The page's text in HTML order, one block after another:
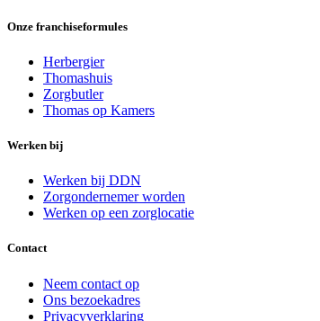
Onze franchiseformules
Herbergier
Thomashuis
Zorgbutler
Thomas op Kamers
Werken bij
Werken bij DDN
Zorgondernemer worden
Werken op een zorglocatie
Contact
Neem contact op
Ons bezoekadres
Privacyverklaring